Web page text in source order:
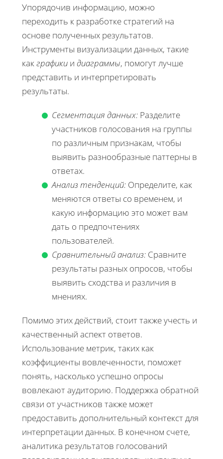
Упорядочив информацию, можно
переходить к разработке стратегий на
основе полученных результатов.
Инструменты визуализации данных, такие
какграфики и диаграммы, помогут лучше
представить и интерпретировать
результаты.
Сегментация данных: Разделите
участников голосования на группы
по различным признакам, чтобы
выявить разнообразные паттерны в
ответах.
Анализ тенденций: Определите, как
меняются ответы со временем, и
какую информацию это может вам
дать о предпочтениях
пользователей.
Сравнительный анализ: Сравните
результаты разных опросов, чтобы
выявить сходства и различия в
мнениях.
Помимо этих действий, стоит также учесть и
качественный аспект ответов.
Использование метрик, таких как
коэффициенты вовлеченности, поможет
понять, насколько успешно опросы
вовлекают аудиторию. Поддержка обратной
связи от участников также может
предоставить дополнительный контекст для
интерпретации данных. В конечном счете,
аналитика результатов голосований